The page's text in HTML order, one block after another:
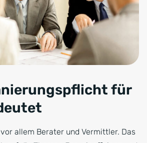
für
allem Berater und Vermittler. Das